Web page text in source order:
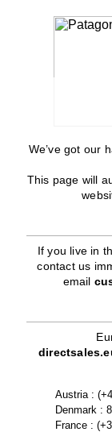
We’ve got our
This page will
If you live in
contact us
email
Austria :
Denmark :
France :